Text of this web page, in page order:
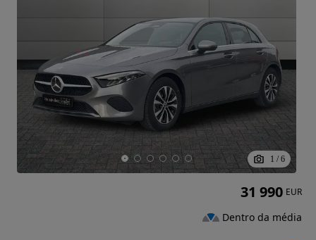
1 / 6
31 990 EUR
Dentro da média